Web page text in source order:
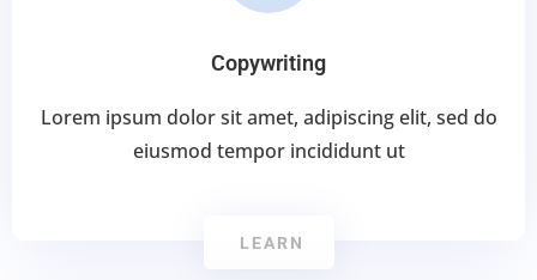
Copywriting
Lorem ipsum dolor sit amet, adipiscing elit, sed do
eiusmod tempor incididunt ut
LEARN